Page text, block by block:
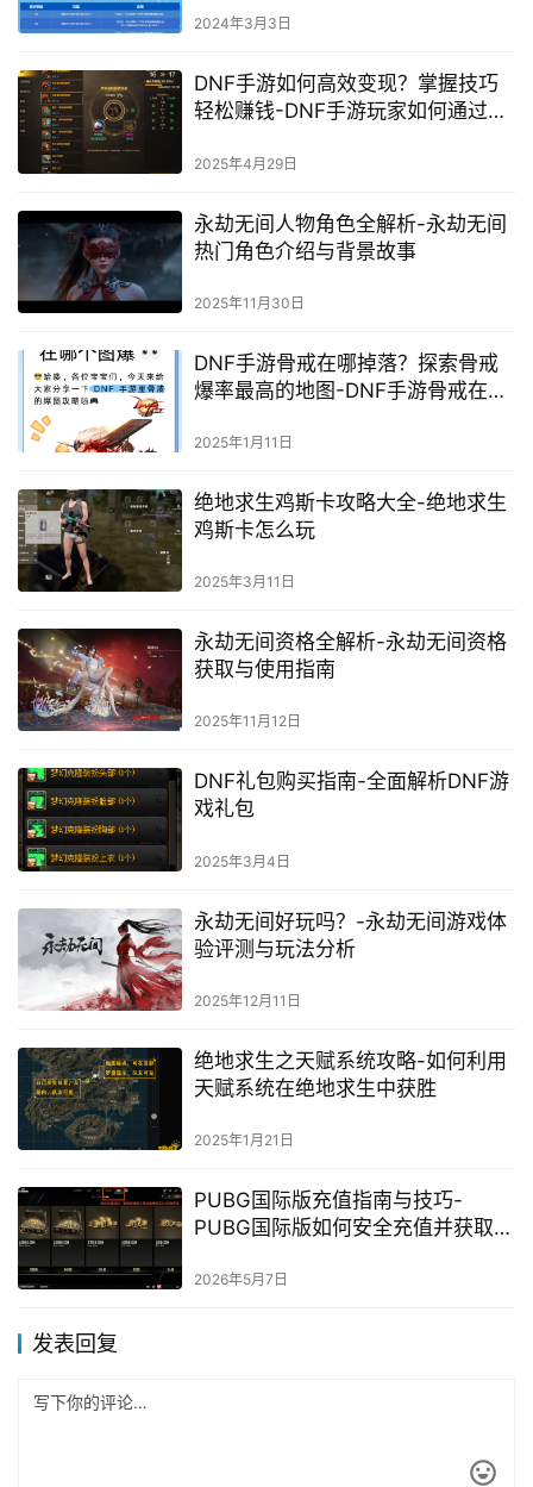
2024年3月3日
DNF手游如何高效变现？掌握技巧
轻松赚钱-DNF手游玩家如何通过游
2025年4月29日
永劫无间人物角色全解析-永劫无间
热门角色介绍与背景故事
2025年11月30日
DNF手游骨戒在哪掉落？探索骨戒
爆率最高的地图-DNF手游骨戒在哪
2025年1月11日
绝地求生鸡斯卡攻略大全-绝地求生
鸡斯卡怎么玩
2025年3月11日
永劫无间资格全解析-永劫无间资格
获取与使用指南
2025年11月12日
DNF礼包购买指南-全面解析DNF游
戏礼包
2025年3月4日
永劫无间好玩吗？-永劫无间游戏体
验评测与玩法分析
2025年12月11日
绝地求生之天赋系统攻略-如何利用
天赋系统在绝地求生中获胜
2025年1月21日
PUBG国际版充值指南与技巧-
PUBG国际版如何安全充值并获取优
2026年5月7日
发表回复